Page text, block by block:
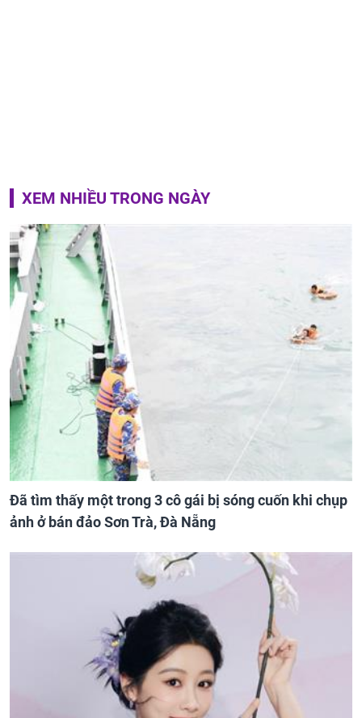
XEM NHIỀU TRONG NGÀY
Đã tìm thấy một trong 3 cô gái bị sóng cuốn khi chụp
ảnh ở bán đảo Sơn Trà, Đà Nẵng